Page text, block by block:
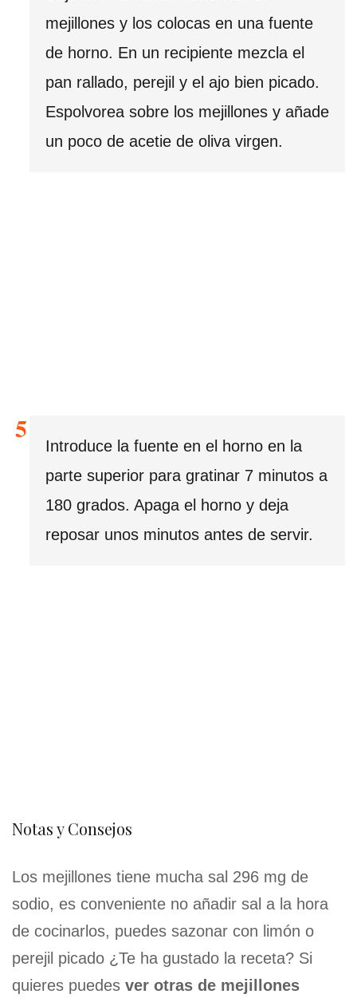
mejillones y los colocas en una fuente
de horno. En un recipiente mezcla el
pan rallado, perejil y el ajo bien picado.
Espolvorea sobre los mejillones y añade
un poco de acetie de oliva virgen.
Introduce la fuente en el horno en la
parte superior para gratinar 7 minutos a
180 grados. Apaga el horno y deja
reposar unos minutos antes de servir.
Notas y Consejos
Los mejillones tiene mucha sal 296 mg de
sodio, es conveniente no añadir sal a la hora
de cocinarlos, puedes sazonar con limón o
perejil picado ¿Te ha gustado la receta? Si
quieres puedes ver otras de mejillones